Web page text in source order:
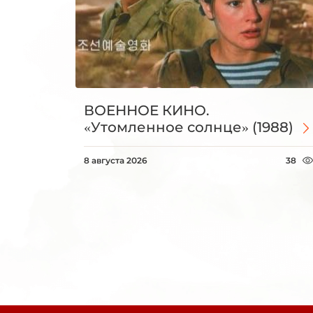
ВОЕННОЕ КИНО.
«Утомленное солнце» (1988)
8 августа 2026 38